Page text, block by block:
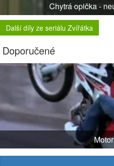
Chytrá opička -
Další díly ze seriálu Zvířátka
Doporučené